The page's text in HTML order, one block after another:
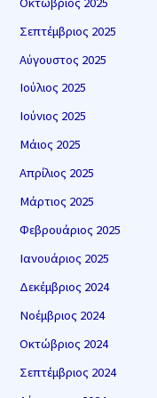
Σεπτέμβριος 2025
Αύγουστος 2025
Ιούλιος 2025
Ιούνιος 2025
Μάιος 2025
Απρίλιος 2025
Μάρτιος 2025
Φεβρουάριος 2025
Ιανουάριος 2025
Δεκέμβριος 2024
Νοέμβριος 2024
Οκτώβριος 2024
Σεπτέμβριος 2024